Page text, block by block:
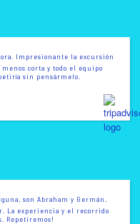
Impresionante la excursión
corta y todo el equipo
sin pensármelo.
son Abraham y Germán.
La experiencia y el recorrido
Repetiremos!